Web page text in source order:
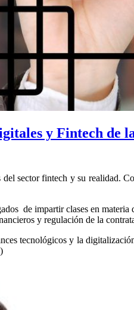
y Fintech de
sector fintech y su realidad.
de impartir clases en
y regulación de la
tecnológicos y la
)